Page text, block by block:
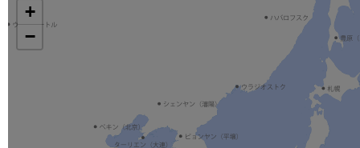
+
−